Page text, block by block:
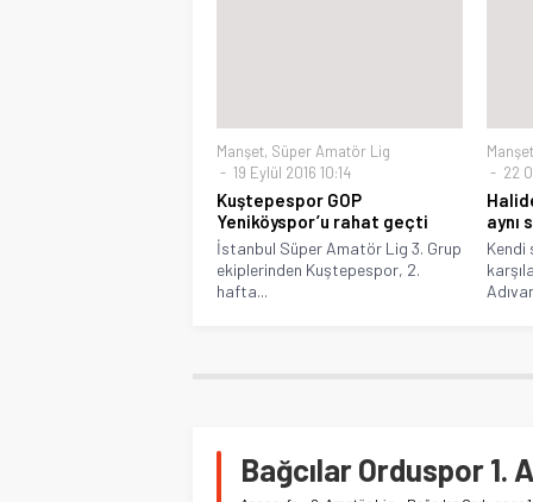
Manşet, Süper Amatör Lig
19 Eylül 2016 10:14
Kuştepespor GOP
Yeniköyspor’u rahat geçti
İstanbul Süper Amatör Lig 3. Grup
ekiplerinden Kuştepespor, 2.
hafta...
Manşet
22
aynı
Kendi
Bağcılar Orduspor 1.